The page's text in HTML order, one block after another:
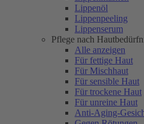
Lippenöl
Lippenpeeling
Lippenserum
Pflege nach
Alle anzeigen
Für fettige Haut
Für Mischhaut
Für sensible Haut
Für trockene Haut
Für unreine Haut
Anti-Aging-